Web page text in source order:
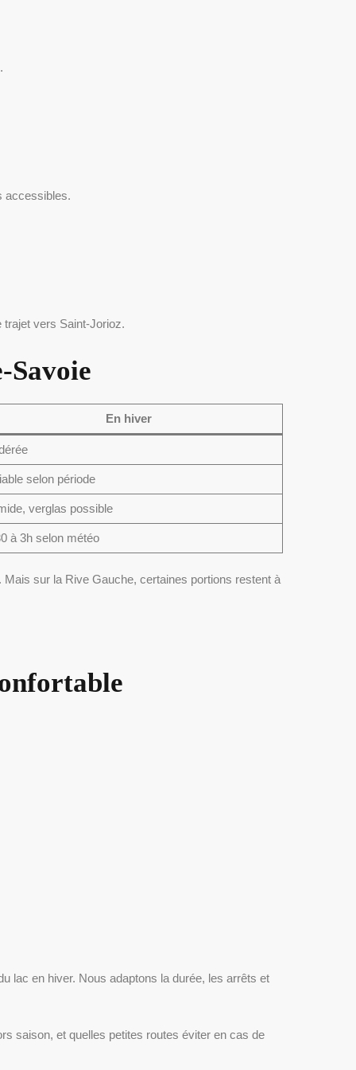
accessibles.
trajet vers Saint-Jorioz.
Savoie
En hiver
selon période
verglas possible
à 3h selon météo
sur la Rive Gauche, certaines portions restent à
lac en hiver. Nous adaptons la durée, les arrêts et
saison, et quelles petites routes éviter en cas de